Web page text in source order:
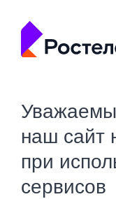
наш сайт
при
сервисов